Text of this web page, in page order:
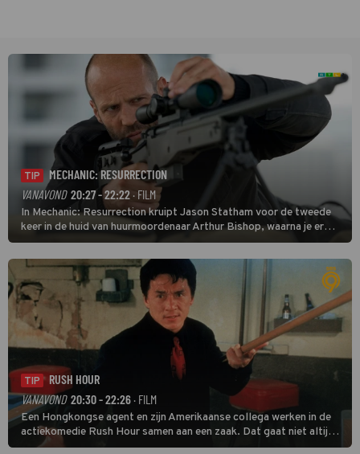
TIP
MECHANIC: RESURRECTION
VANAVOND 20:27 - 22:22· FILM
In Mechanic: Resurrection kruipt Jason Statham voor de tweede
keer in de huid van huurmoordenaar Arthur Bishop, waarna je er
donder op kunt zeggen dat er van Bishops geplande pensioen niet
veel terechtkomt.
TIP
RUSH HOUR
VANAVOND 20:30 - 22:26 · FILM
Een Hongkongse agent en zijn Amerikaanse collega werken in de
actiekomedie Rush Hour samen aan een zaak. Dat gaat niet altijd
van een leien dakje.